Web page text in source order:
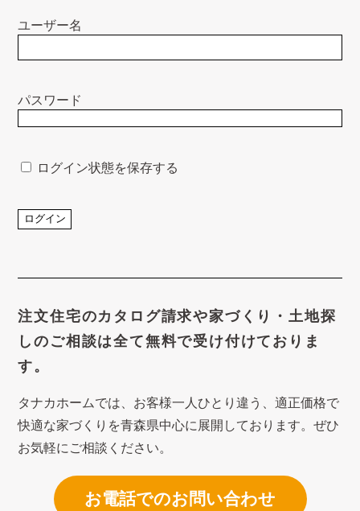
ユーザー名
パスワード
ログイン状態を保存する
注文住宅のカタログ請求や家づくり・土地探
しのご相談は全て無料で受け付けておりま
す。
タナカホームでは、お客様一人ひとり違う、適正価格で
快適な家づくり を青森県中心に展開しております。ぜひ
お気軽にご相談ください。
お電話でのお問い合わせ